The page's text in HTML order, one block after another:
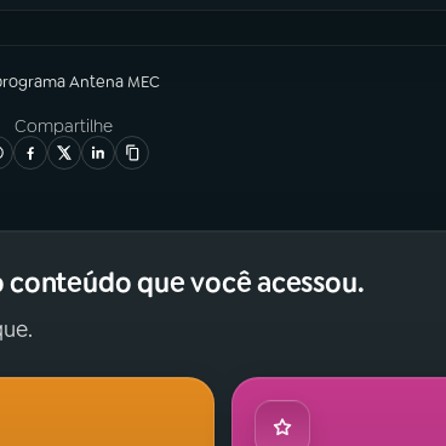
Antena MEC
Compartilhe
que você acessou.